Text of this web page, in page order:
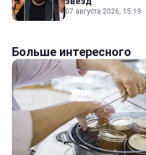
07 августа 2026, 15:19
Больше интересного